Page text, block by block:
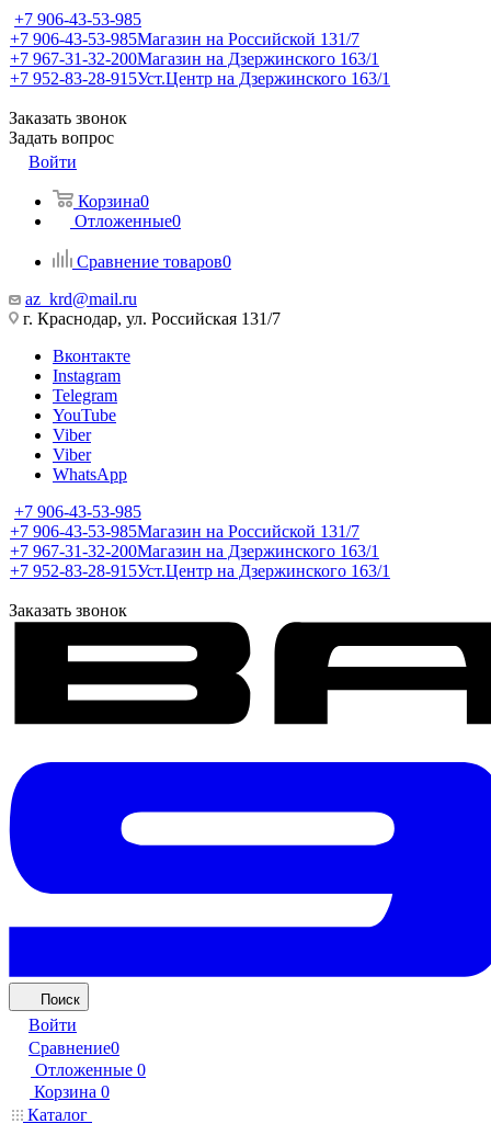
+7 906-43-53-985
+7 906-43-53-985Магазин на Российской 131/7
+7 967-31-32-200Магазин на Дзержинского 163/1
+7 952-83-28-915Уст.Центр на Дзержинского 163/1
Заказать звонок
Задать вопрос
Войти
Корзина0
Отложенные0
Сравнение товаров0
az_krd@mail.ru
г. Краснодар, ул. Российская 131/7
Вконтакте
Instagram
Telegram
YouTube
Viber
Viber
WhatsApp
+7 906-43-53-985
+7 906-43-53-985Магазин на Российской 131/7
+7 967-31-32-200Магазин на Дзержинского 163/1
+7 952-83-28-915Уст.Центр на Дзержинского 163/1
Заказать звонок
Поиск
Войти
Сравнение0
Отложенные 0
Корзина 0
Каталог